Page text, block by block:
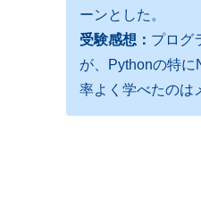
ーンとした。
受験感想： プログ
が、Pythonの特
率よく学べたのは